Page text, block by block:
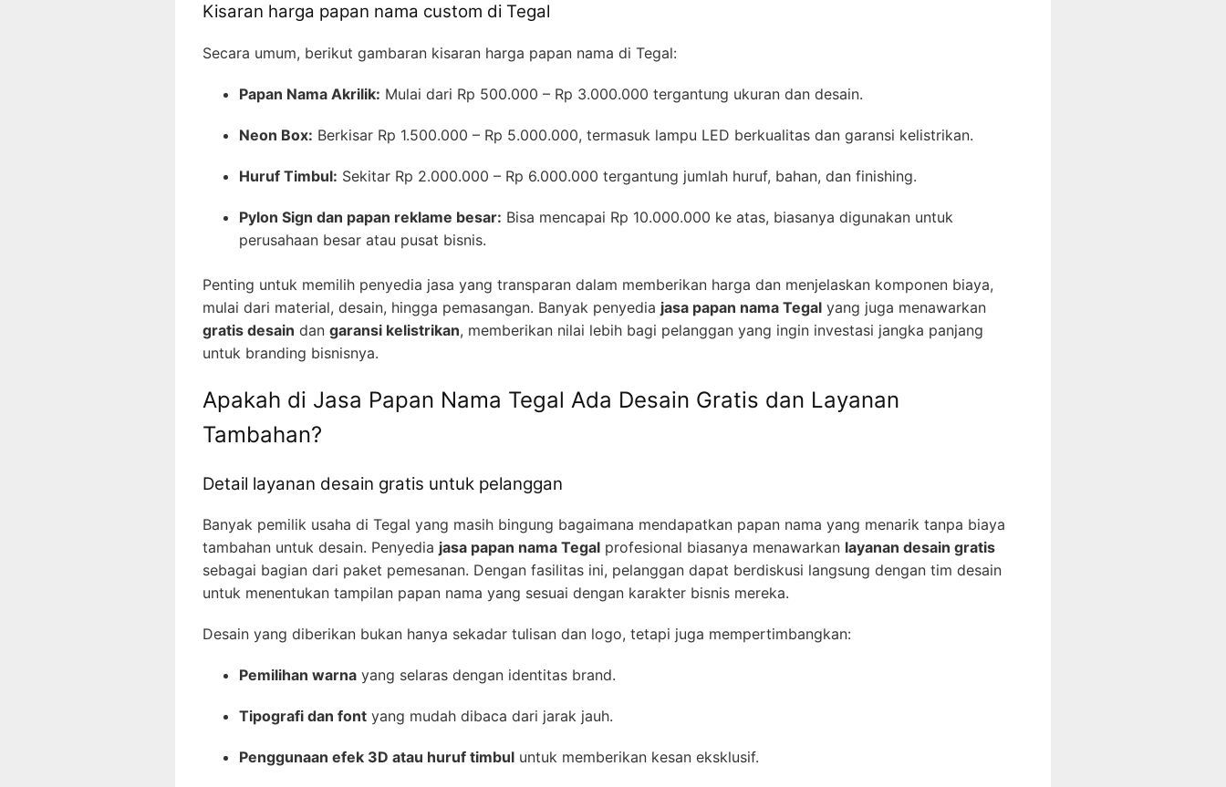
Kisaran harga papan nama custom di Tegal
Secara umum, berikut gambaran kisaran harga papan nama di Tegal:
Papan Nama Akrilik: Mulai dari Rp 500.000 – Rp 3.000.000 tergantung ukuran dan desain.
Neon Box: Berkisar Rp 1.500.000 – Rp 5.000.000, termasuk lampu LED berkualitas dan garansi kelistrikan.
Huruf Timbul: Sekitar Rp 2.000.000 – Rp 6.000.000 tergantung jumlah huruf, bahan, dan finishing.
Pylon Sign dan papan reklame besar: Bisa mencapai Rp 10.000.000 ke atas, biasanya digunakan untuk
perusahaan besar atau pusat bisnis.
Penting untuk memilih penyedia jasa yang transparan dalam memberikan harga dan menjelaskan komponen biaya,
mulai dari material, desain, hingga pemasangan. Banyak penyedia jasa papan nama Tegal yang juga menawarkan
gratis desain dan garansi kelistrikan, memberikan nilai lebih bagi pelanggan yang ingin investasi jangka panjang
untuk branding bisnisnya.
Apakah di Jasa Papan Nama Tegal Ada Desain Gratis dan Layanan
Tambahan?
Detail layanan desain gratis untuk pelanggan
Banyak pemilik usaha di Tegal yang masih bingung bagaimana mendapatkan papan nama yang menarik tanpa biaya
tambahan untuk desain. Penyedia jasa papan nama Tegal profesional biasanya menawarkan layanan desain gratis
sebagai bagian dari paket pemesanan. Dengan fasilitas ini, pelanggan dapat berdiskusi langsung dengan tim desain
untuk menentukan tampilan papan nama yang sesuai dengan karakter bisnis mereka.
Desain yang diberikan bukan hanya sekadar tulisan dan logo, tetapi juga mempertimbangkan:
Pemilihan warna yang selaras dengan identitas brand.
Tipografi dan font yang mudah dibaca dari jarak jauh.
Penggunaan efek 3D atau huruf timbul untuk memberikan kesan eksklusif.